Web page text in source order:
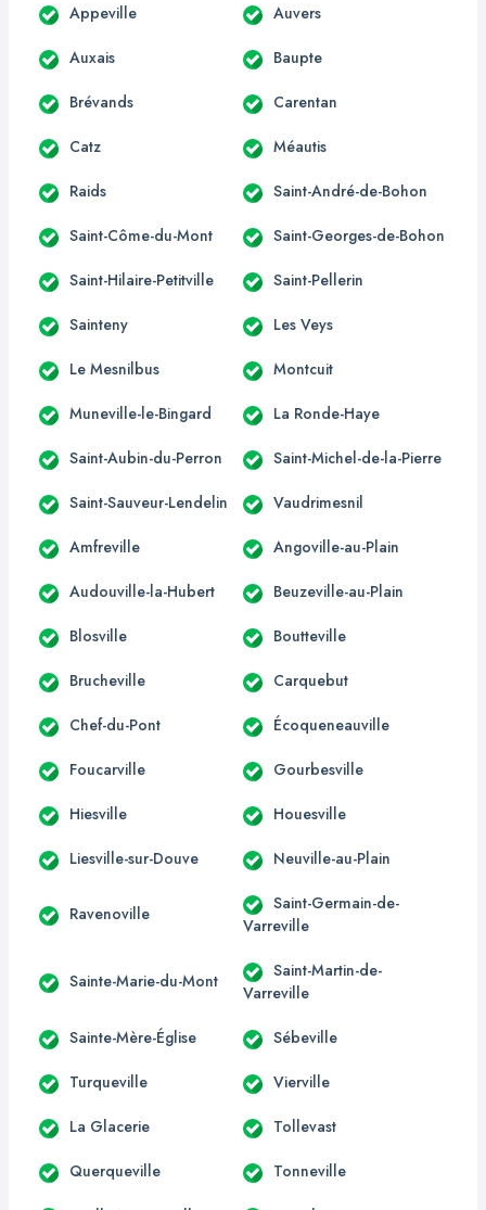
Appeville Auvers
Auxais Baupte
Brévands Carentan
Catz Méautis
Raids Saint-André-de-Bohon
Saint-Côme-du-Mont Saint-Georges-de-Bohon
Saint-Hilaire-Petitville Saint-Pellerin
Sainteny Les Veys
Le Mesnilbus Montcuit
Muneville-le-Bingard La Ronde-Haye
Saint-Aubin-du-Perron Saint-Michel-de-la-Pierre
Saint-Sauveur-Lendelin Vaudrimesnil
Amfreville Angoville-au-Plain
Audouville-la-Hubert Beuzeville-au-Plain
Blosville Boutteville
Brucheville Carquebut
Chef-du-Pont Écoqueneauville
Foucarville Gourbesville
Hiesville Houesville
Liesville-sur-Douve Neuville-au-Plain
Ravenoville
Saint-Germain-de-
Varreville
Sainte-Marie-du-Mont
Saint-Martin-de-
Varreville
Sainte-Mère-Église Sébeville
Turqueville Vierville
La Glacerie Tollevast
Querqueville Tonneville